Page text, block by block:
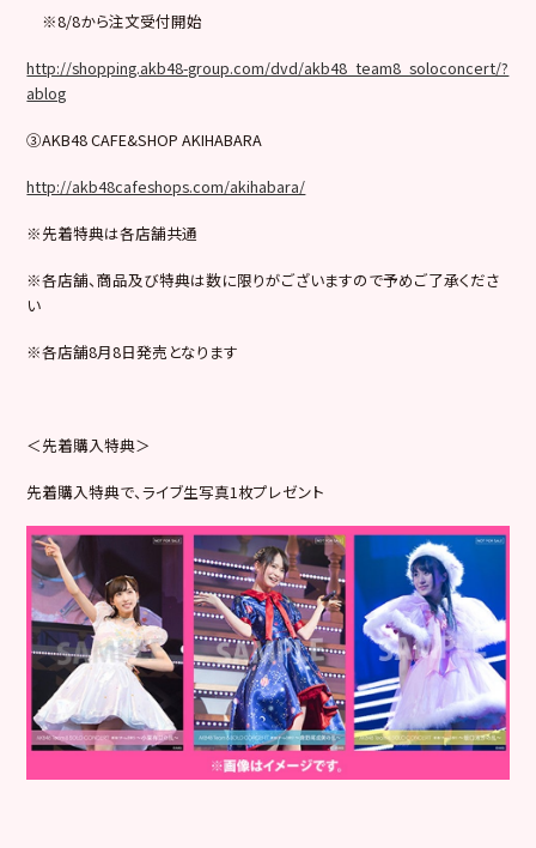
※8/8から注文受付開始
http://shopping.akb48-group.com/dvd/akb48_team8_soloconcert/?
ablog
③AKB48 CAFE&SHOP AKIHABARA
http://akb48cafeshops.com/akihabara/
※先着特典は各店舗共通
※各店舗、商品及び特典は数に限りがございますので予めご了承くださ
い
※各店舗8月8日発売となります
＜先着購入特典＞
先着購入特典で、ライブ生写真1枚プレゼント